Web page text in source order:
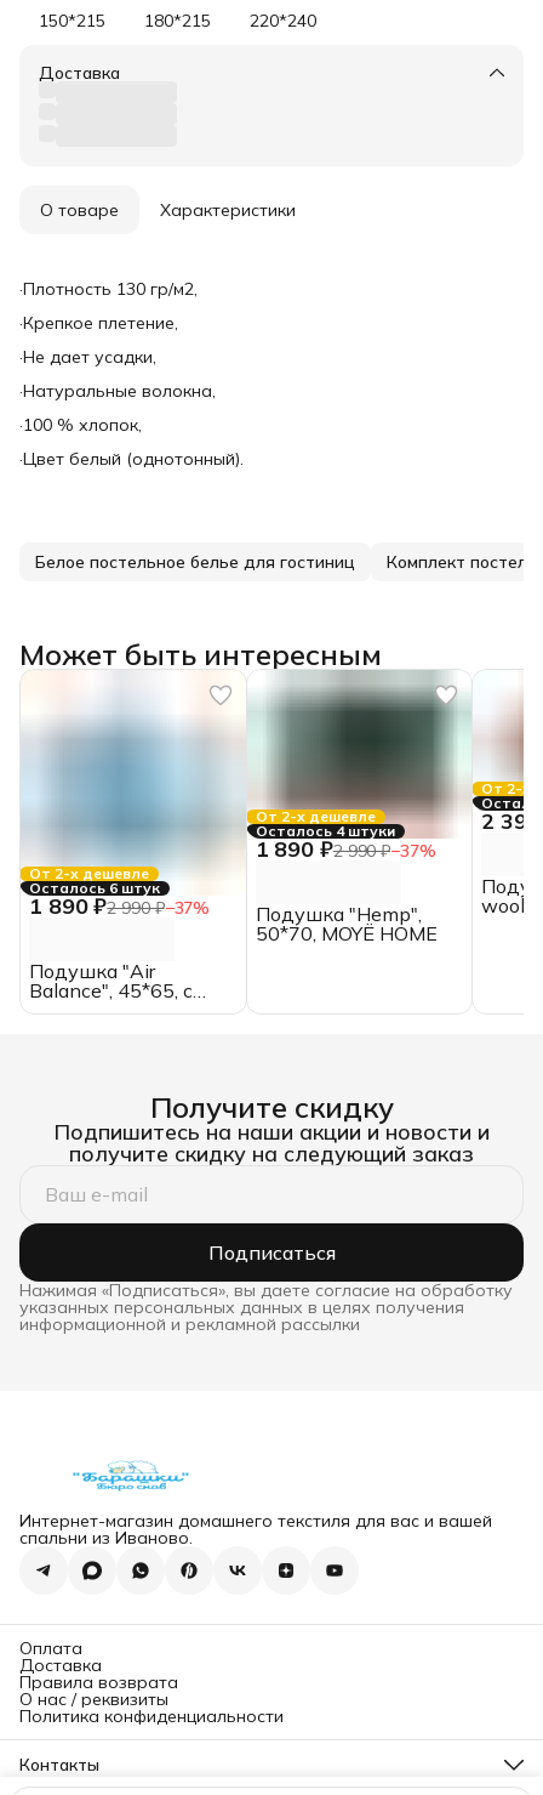
150*215
180*215 220*240
Доставка
О товаре Характеристики
·Плотность 130 гр/м2,
·Крепкое плетение,
·Не дает усадки,
·Натуральные волокна,
·100 % хлопок,
·Цвет белый (однотонный).
Белое постельное белье для гостиниц Комплект
Может быть интересным
От 2-х дешевле
Осталось 6 штук
1 890 ₽2 990 ₽−37%
Подушка "Air
Balance", 45*65, с
бортом из аэросетки,
От 2-х дешевле
Осталось 4 штуки
1 890 ₽2 990 ₽−37%
Подушка "Hemp",
50*70, MOYЁ HOME
От 2-х
2
wool",
Получите скидку
Подпишитесь на наши акции и новости и
получите скидку на следующий заказ
Подписаться
Нажимая «Подписаться», вы даете согласие на обработку
указанных персональных данных в целях получения
информационной и рекламной рассылки
Интернет-магазин домашнего текстиля для вас и вашей
спальни из Иваново.
Оплата
Доставка
Правила возврата
О нас / реквизиты
Политика конфиденциальности
Контакты